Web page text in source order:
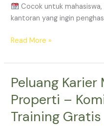
Cocok untuk
kantoran yang ingin
Read More »
Peluang
Properti –
Training Gratis
Peluang
Marketing
Properti